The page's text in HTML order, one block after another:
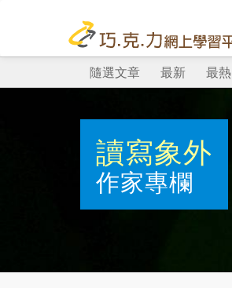
隨選文章 最新 最熱
讀寫象外
作家專欄